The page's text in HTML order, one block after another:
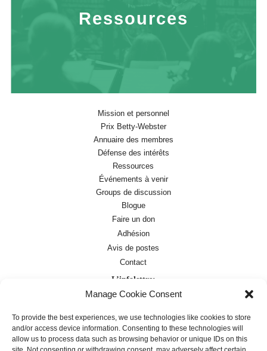
Manage Cookie Consent
To provide the best experiences, we use technologies like cookies to store
and/or access device information. Consenting to these technologies will
allow us to process data such as browsing behavior or unique IDs on this
Ressources
Mission et personnel
Prix Betty-Webster
Annuaire des membres
Défense des intérêts
Ressources
Événements à venir
Groups de discussion
Blogue
Faire un don
Adhésion
Avis de postes
Contact
L’infolettre:
Avis de postes Abonnement à l’infolettre